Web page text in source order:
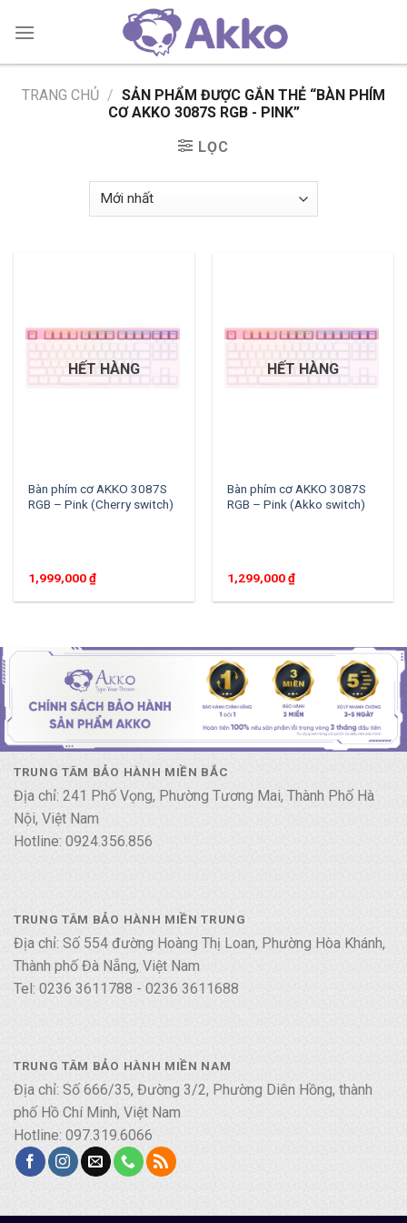
TRANG CHỦ / SẢN PHẨM ĐƯỢC GẮN THẺ “BÀN PHÍM
CƠ AKKO 3087S RGB - PINK”
LỌC
HẾT HÀNG
Bàn phím cơ AKKO 3087S
RGB – Pink (Cherry switch)
1,999,000₫
HẾT HÀNG
Bàn phím cơ AKKO 3087S
RGB – Pink (Akko switch)
1,299,000₫
TRUNG TÂM BẢO HÀNH MIỀN BẮC
Địa chỉ: 241 Phố Vọng, Phường Tương Mai, Thành Phố Hà
Nội, Việt Nam
Hotline: 0924.356.856
TRUNG TÂM BẢO HÀNH MIỀN TRUNG
Địa chỉ: Số 554 đường Hoàng Thị Loan, Phường Hòa Khánh,
Thành phố Đà Nẵng, Việt Nam
Tel: 0236 3611788 - 0236 3611688
TRUNG TÂM BẢO HÀNH MIỀN NAM
Địa chỉ: Số 666/35, Đường 3/2, Phường Diên Hồng, thành
phố Hồ Chí Minh, Việt Nam
Hotline: 097.319.6066